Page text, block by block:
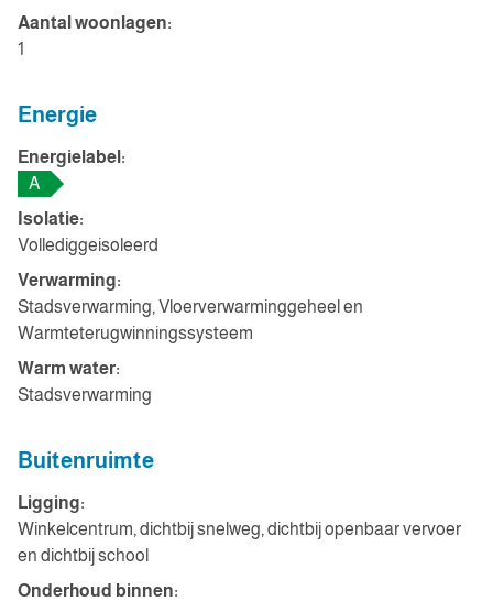
Aantal woonlagen:
1
Energie
Energielabel:
A
Isolatie:
Vollediggeisoleerd
Verwarming:
Stadsverwarming, Vloerverwarminggeheel en
Warmteterugwinningssysteem
Warm water:
Stadsverwarming
Buitenruimte
Ligging:
Winkelcentrum, dichtbij snelweg, dichtbij openbaar vervoer
en dichtbij school
Onderhoud binnen: